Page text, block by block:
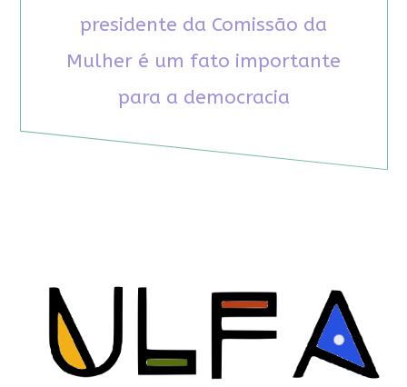
presidente da Comissão da
Mulher é um fato importante
para a democracia